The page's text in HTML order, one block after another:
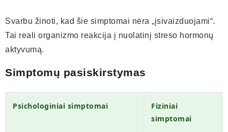
Svarbu žinoti, kad šie simptomai nėra „įsivaizduojami“.
Tai reali organizmo reakcija į nuolatinį streso hormonų
aktyvumą.
Simptomų pasiskirstymas
Psichologiniai simptomai
Fiziniai
simptomai